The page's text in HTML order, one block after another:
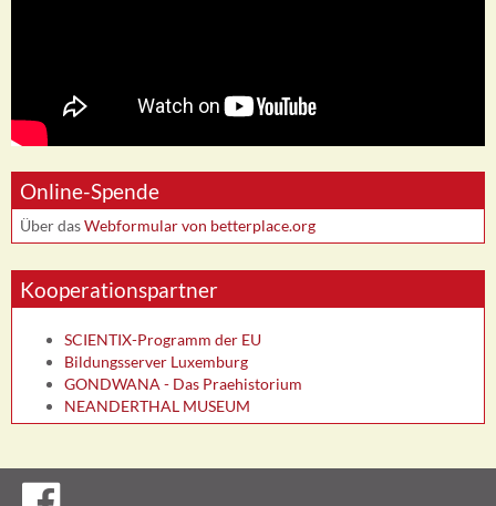
Online-Spende
Über dasWebformular von betterplace.org
Kooperationspartner
SCIENTIX-Programm der EU
Bildungsserver Luxemburg
GONDWANA - Das Praehistorium
NEANDERTHAL MUSEUM